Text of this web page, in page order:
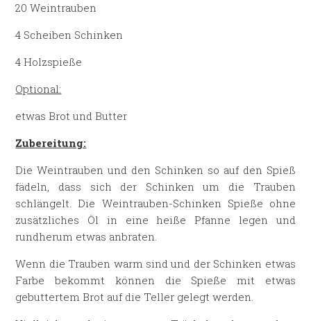
20 Weintrauben
4 Scheiben Schinken
4 Holzspieße
Optional:
etwas Brot und Butter
Zubereitung:
Die Weintrauben und den Schinken so auf den Spieß
fädeln, dass sich der Schinken um die Trauben
schlängelt. Die Weintrauben-Schinken Spieße ohne
zusätzliches Öl in eine heiße Pfanne legen und
rundherum etwas anbraten.
Wenn die Trauben warm sind und der Schinken etwas
Farbe bekommt können die Spieße mit etwas
gebuttertem Brot auf die Teller gelegt werden.